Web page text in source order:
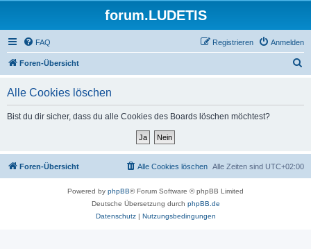
forum.LUDETIS
FAQ Anmelden
Registrieren
Foren-Übersicht
Alle Cookies löschen
Bist du dir sicher, dass du alle Cookies des Boards löschen möchtest?
Foren-Übersicht Alle Zeiten sind UTC+02:00
Alle Cookies löschen
Powered by phpBB® Forum Software © phpBB Limited
Deutsche Übersetzung durch phpBB.de
Datenschutz| Nutzungsbedingungen